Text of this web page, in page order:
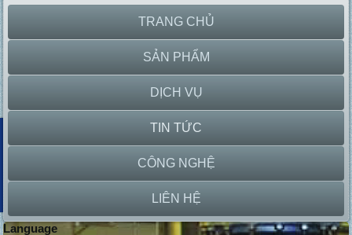
TRANG CHỦ
SẢN PHẨM
DỊCH VỤ
TIN TỨC
CÔNG NGHỆ
LIÊN HỆ
Language